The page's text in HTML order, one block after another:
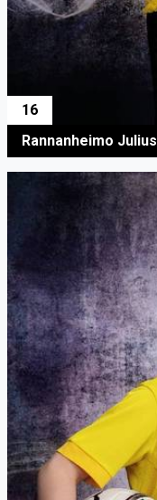
16
Rannanheimo Julius